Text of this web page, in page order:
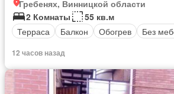
Гребенях, Винницкой области
2 Комнаты
55 кв.м
Терраса
Балкон Обогрев Без
12 часов назад